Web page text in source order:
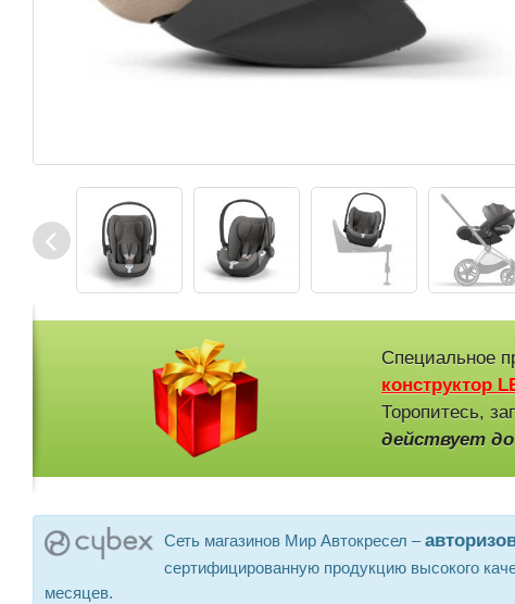
Специальное
конструктор
Торопитесь,
действует
Сеть магазинов Мир Автокресел –
сертифицированную продукцию высокого
месяцев.